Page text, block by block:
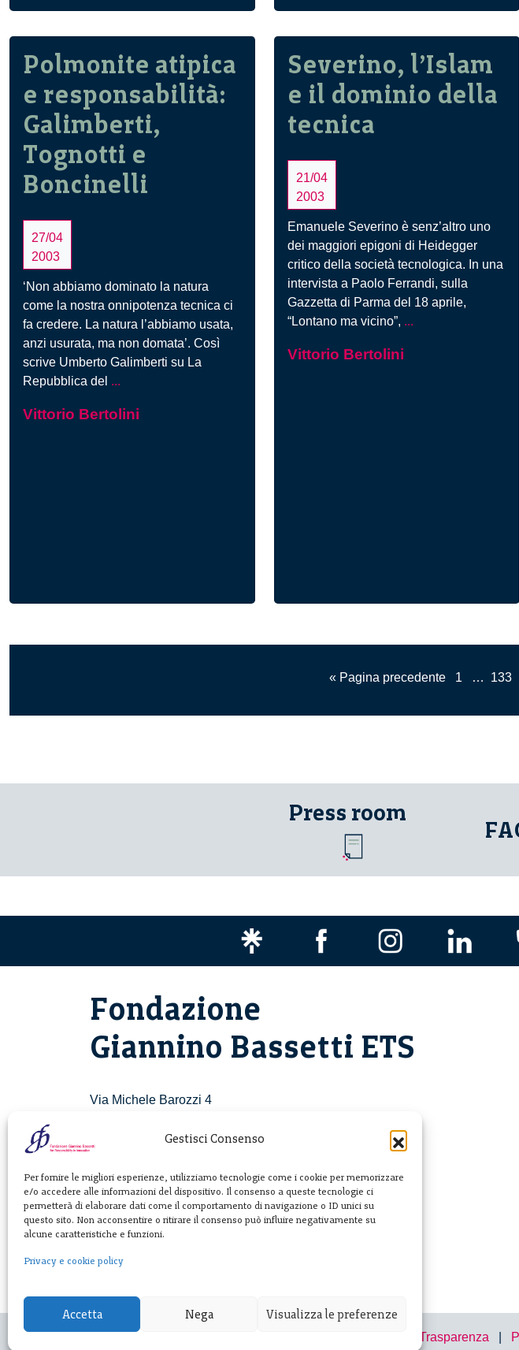
Gestisci Consenso
Per fornire le migliori esperienze, utilizziamo tecnologie come i cookie per memorizzare
e/o accedere alle informazioni del dispositivo. Il consenso a queste tecnologie ci
permetterà di elaborare dati come il comportamento di navigazione o ID unici su
questo sito. Non acconsentire o ritirare il consenso può influire negativamente su
alcune caratteristiche e funzioni.
Privacy e cookie policy
Accetta Nega Visualizza le preferenze
Polmonite atipica
e responsabilità:
Galimberti,
Tognotti e
Boncinelli
27/04
2003
‘Non abbiamo dominato la natura
come la nostra onnipotenza tecnica ci
fa credere. La natura l’abbiamo usata,
anzi usurata, ma non domata’. Così
scrive Umberto Galimberti su La
Repubblica del ...
e
Vittorio Bertolini
Severino, l’Islam
e il dominio della
tecnica
21/04
2003
Emanuele Severino è senz’altro uno
dei maggiori epigoni di Heidegger
critico della società tecnologica. In una
intervista a Paolo Ferrandi, sulla
Gazzetta di Parma del 18 aprile,
“Lontano ma vicino”, ...
Vittorio Bertolini
« Pagina precedente 1 … 133
Press room
Fondazione
Giannino Bassetti ETS
Via Michele Barozzi 4
T. +39 02 781933
info@fondazionebassetti.org
p.i. 12520270153
Trasparenza